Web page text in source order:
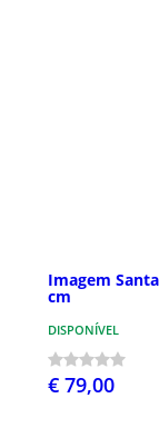
Imagem
cm
DISPONÍVEL
€ 79,00